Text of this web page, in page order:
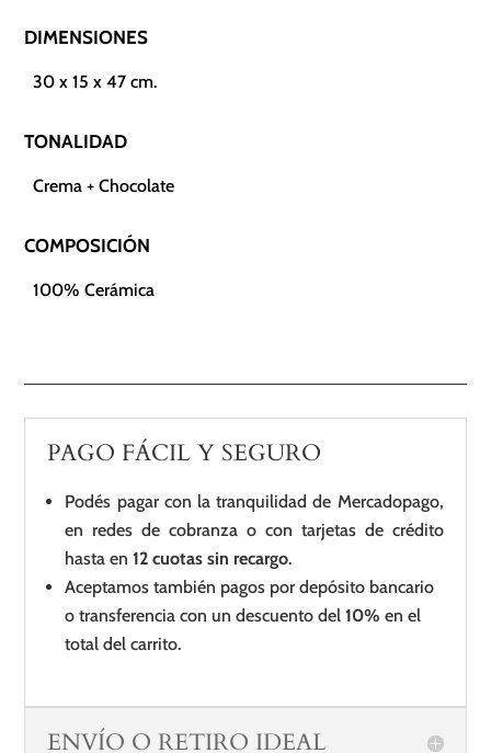
DIMENSIONES
30 x 15 x 47 cm.
TONALIDAD
Crema + Chocolate
COMPOSICIÓN
100% Cerámica
PAGO FÁCIL Y SEGURO
Podés pagar con la tranquilidad de Mercadopago,
en redes de cobranza o con tarjetas de crédito
hasta en12 cuotas sin recargo.
Aceptamos también pagos por depósito bancario
o transferencia con un descuento del10% en el
total del carrito.
ENVÍO O RETIRO IDEAL